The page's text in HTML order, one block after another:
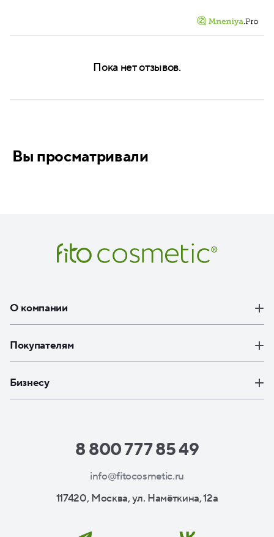
Пока нет отзывов.
Вы просматривали
О компании
Покупателям
Бизнесу
8 800 777 85 49
info@fitocosmetic.ru
117420, Москва, ул. Намёткина, 12а